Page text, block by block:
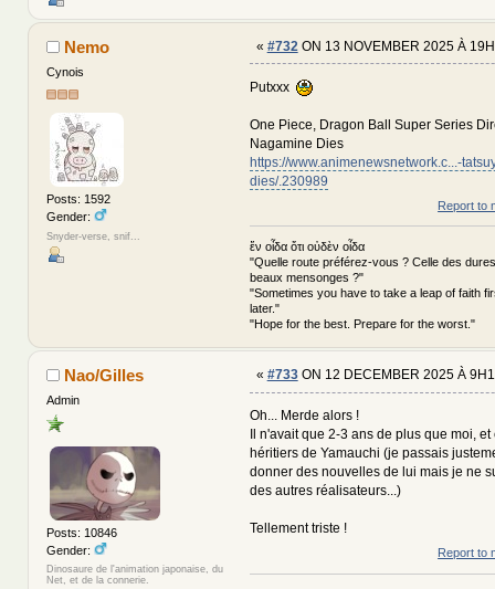
Nemo
Cynois
Posts: 1592
Gender:
Snyder-verse, snif...
« #732 ON 13 NOVEMBER 2025 À
Putxxx
One Piece, Dragon Ball Super Series
Nagamine Dies
https://www.animenewsnetwork.c...-
dies/.230989
Report to
ἕν οἶδα ὅτι οὐδὲν οἶδα
"Quelle route préférez-vous ? Celle des
beaux mensonges ?"
"Sometimes you have to take a leap of faith
later."
"Hope for the best. Prepare for the worst."
Nao/Gilles
Admin
Posts: 10846
Gender:
Dinosaure de l'animation japonaise, du
Net, et de la connerie.
« #733ON 12 DECEMBER 2025 À
Oh... Merde alors !
Il n'avait que 2-3 ans de plus que moi,
héritiers de Yamauchi (je passais
donner des nouvelles de lui mais je ne
des autres réalisateurs...)
Tellement triste !
Report to